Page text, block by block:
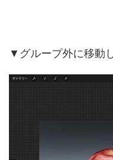
▼グループ外に移動